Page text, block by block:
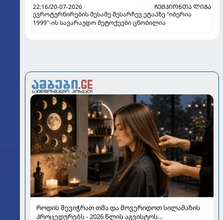
22:16/20-07-2026
ᲩᲔᲛᲞᲘᲝᲜᲗᲐ ᲚᲘᲒᲐ
ევროტურნირების მესამე შესარჩევ ეტაპზე "იბერია
1999"-ის სავარაუდო მეტოქეები ცნობილია
როდის შევიჭრათ თმა და მოვერიდოთ სილამაზის
პროცედურებს - 2026 წლის აგვისტოს